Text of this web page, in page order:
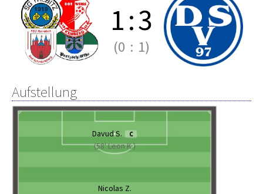
1:3
(0 : 1)
Aufstellung
Davud S. C
(58' Leon K.)
Nicolas Z.